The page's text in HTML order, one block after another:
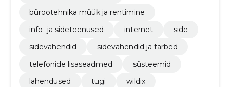
bürootehnika müük ja rentimine
info- ja sideteenused
internet
side
sidevahendid
sidevahendid ja tarbed
telefonide lisaseadmed
süsteemid
lahendused
tugi
wildix